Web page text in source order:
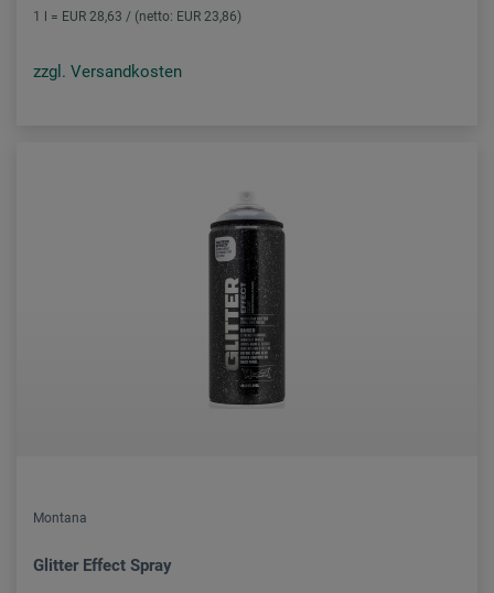
1 l = EUR 28,63 / (netto: EUR 23,86)
zzgl. Versandkosten
Montana
Glitter Effect Spray